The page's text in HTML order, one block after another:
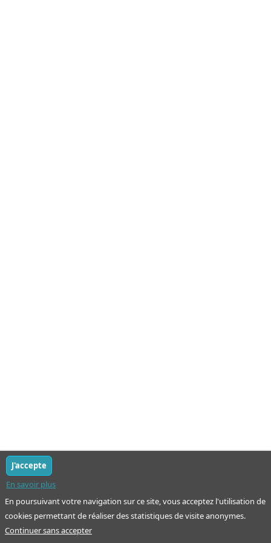
En poursuivant votre navigation sur ce site, vous acceptez l'utilisation de
cookies permettant de réaliser des statistiques de visite anonymes.
En savoir plus
J'accepte
Continuer sans accepter